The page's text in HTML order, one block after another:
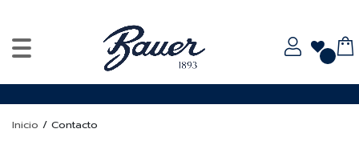
Inicio / Contacto